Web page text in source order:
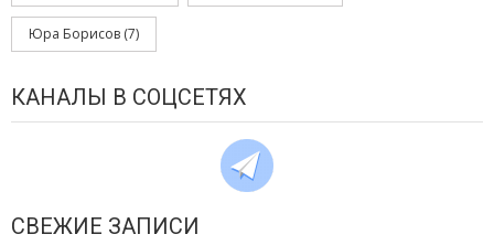
Юра Борисов (7)
КАНАЛЫ В СОЦСЕТЯХ
СВЕЖИЕ ЗАПИСИ